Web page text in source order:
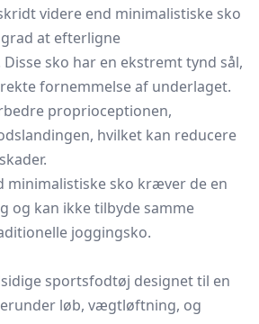
videre end minimalistiske sko
at efterligne
sko har en ekstremt tynd sål,
fornemmelse af underlaget.
proprioceptionen,
hvilket kan reducere
minimalistiske sko kræver de en
og kan ikke tilbyde samme
joggingsko.
sportsfodtøj designet til en
løb, vægtløftning, og